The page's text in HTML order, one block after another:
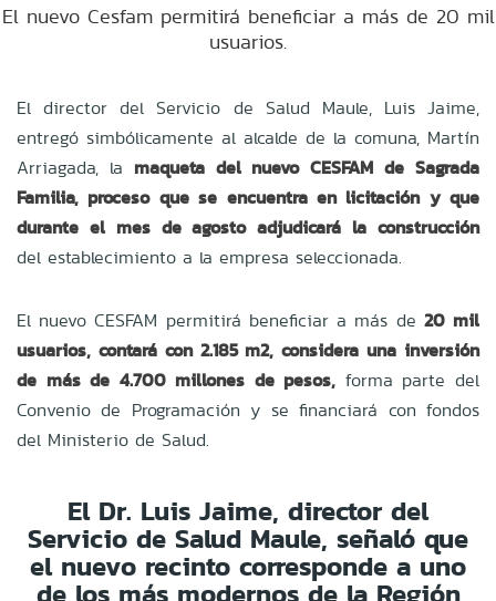
El nuevo Cesfam permitirá beneficiar a más de 20 mil
usuarios.
El director del Servicio de Salud Maule, Luis Jaime,
entregó simbólicamente al alcalde de la comuna, Martín
Arriagada, la maqueta del nuevo CESFAM de Sagrada
Familia, proceso que se encuentra en licitación y que
durante el mes de agosto adjudicará la construcción
del establecimiento a la empresa seleccionada.
El nuevo CESFAM permitirá beneficiar a más de 20 mil
usuarios, contará con 2.185 m2, considera una inversión
de más de 4.700 millones de pesos, forma parte del
Convenio de Programación y se financiará con fondos
del Ministerio de Salud.
El Dr. Luis Jaime, director del
Servicio de Salud Maule, señaló que
el nuevo recinto corresponde a uno